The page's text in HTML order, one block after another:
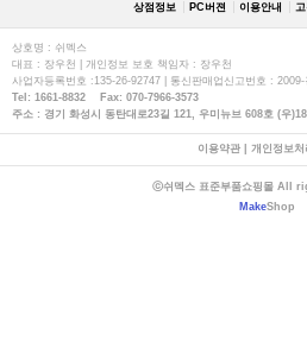
상점정보 PC버젼 이용안내 고
상호명 : 쉬멕스
대표 : 장우천 | 개인정보 보호 책임자 : 장우천
사업자등록번호 :135-26-92747 | 통신판매업신고번호 : 2009-
Tel: 1661-8832 Fax: 070-7966-3573
주소 : 경기 화성시 동탄대로23길 121, 우미뉴브 608호 (우
이용약관| 개인정보처
ⓒ쉬멕스 표준부품쇼핑몰 All
MakeShop